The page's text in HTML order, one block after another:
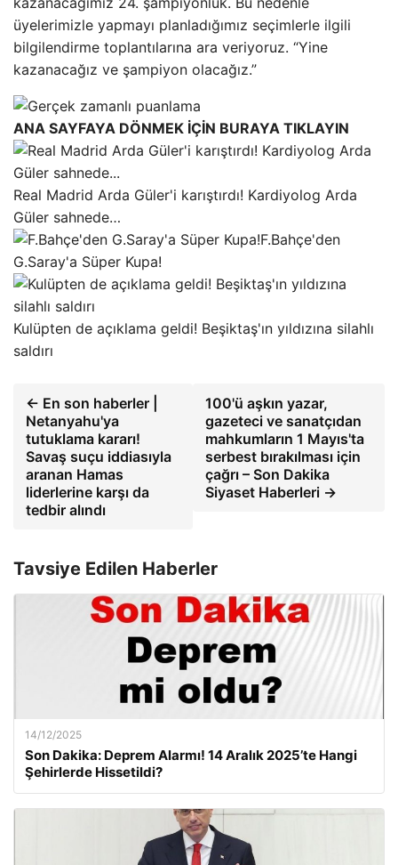
üyelerimizle yapmayı planladığımız seçimlerle ilgili
bilgilendirme toplantılarına ara veriyoruz. “Yine
kazanacağız ve şampiyon olacağız.”
ANA SAYFAYA DÖNMEK İÇİN BURAYA TIKLAYIN
Real Madrid Arda Güler'i karıştırdı! Kardiyolog Arda
Güler sahnede…
F.Bahçe'den
G.Saray'a Süper Kupa!
Kulüpten de açıklama geldi! Beşiktaş'ın yıldızına silahlı
saldırı
← En son haberler |
Netanyahu'ya
tutuklama kararı!
Savaş suçu iddiasıyla
aranan Hamas
liderlerine karşı da
tedbir alındı
100'ü aşkın yazar,
gazeteci ve sanatçıdan
mahkumların 1 Mayıs'ta
serbest bırakılması için
çağrı – Son Dakika
Siyaset Haberleri →
Tavsiye Edilen Haberler
14/12/2025
Son Dakika: Deprem Alarmı! 14 Aralık 2025’te Hangi
Şehirlerde Hissetildi?